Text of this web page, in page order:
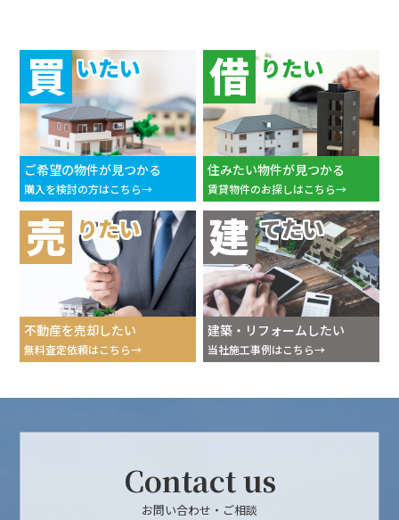
買 いたい
ご希望の物件が見つかる
購入を検討の方はこちら
借 りたい
住みたい物件が見つかる
賃貸物件のお探しはこちら
売 りたい
不動産を売却したい
無料査定依頼はこちら
建 てたい
建築・リフォームしたい
当社施工事例はこちら
Contact us
お問い合わせ・ご相談